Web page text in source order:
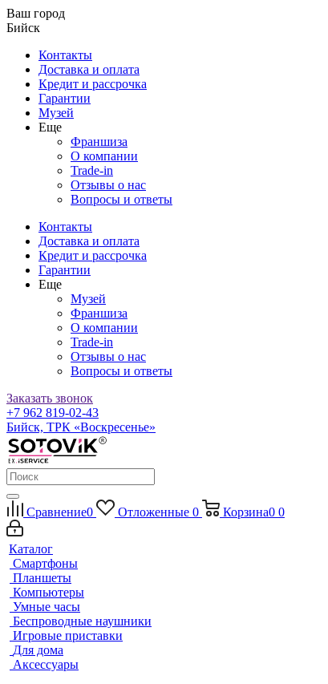
Ваш город
Бийск
Контакты
Доставка и оплата
Кредит и рассрочка
Гарантии
Музей
Еще
Франшиза
О компании
Trade-in
Отзывы о нас
Вопросы и ответы
Контакты
Доставка и оплата
Кредит и рассрочка
Гарантии
Еще
Музей
Франшиза
О компании
Trade-in
Отзывы о нас
Вопросы и ответы
Заказать звонок
+7 962 819-02-43
Бийск, ТРК «Воскресенье»
Сравнение0 Отложенные 0 Корзина0 0
Каталог
Смартфоны
Планшеты
Компьютеры
Умные часы
Беспроводные наушники
Игровые приставки
Для дома
Аксессуары